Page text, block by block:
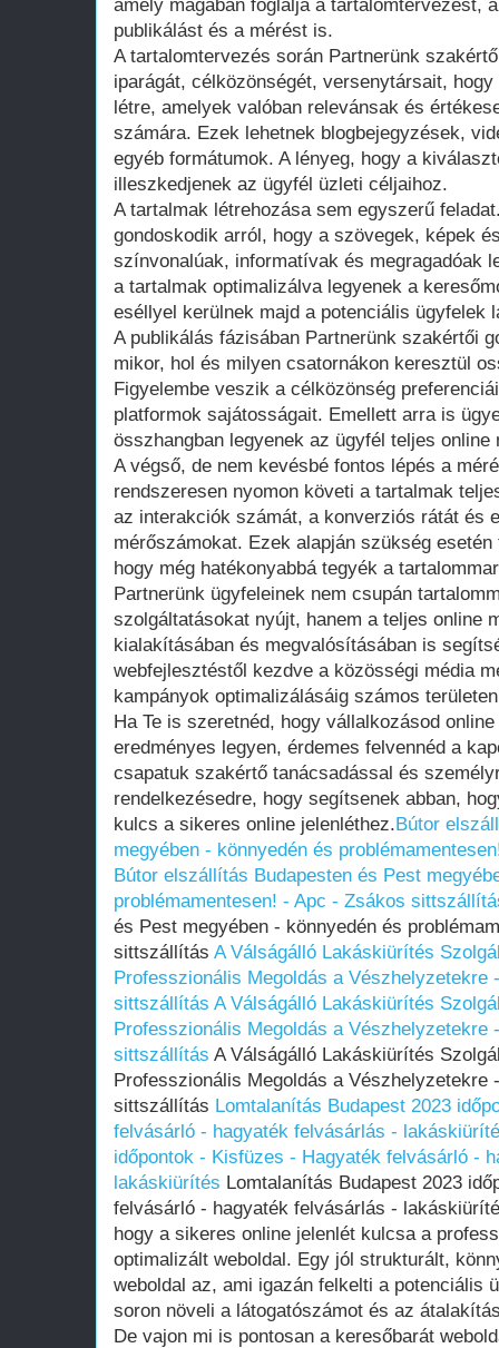
amely magában foglalja a tartalomtervezést,
publikálást és a mérést is.
A tartalomtervezés során Partnerünk
iparágát, célközönségét, versenytársait,
létre, amelyek valóban relevánsak és
számára. Ezek lehetnek blogbejegyzések,
egyéb formátumok. A lényeg, hogy a
illeszkedjenek az ügyfél üzleti céljaihoz.
A tartalmak létrehozása sem egyszerű
gondoskodik arról, hogy a szövegek, képek
színvonalúak, informatívak és megragadóak
a tartalmak optimalizálva legyenek a
eséllyel kerülnek majd a potenciális ügyfelek
A publikálás fázisában Partnerünk szakértői
mikor, hol és milyen csatornákon keresztül
Figyelembe veszik a célközönség
platformok sajátosságait. Emellett arra is
összhangban legyenek az ügyfél teljes online
A végső, de nem kevésbé fontos lépés a
rendszeresen nyomon követi a tartalmak
az interakciók számát, a konverziós rátát és
mérőszámokat. Ezek alapján szükség
hogy még hatékonyabbá tegyék a
Partnerünk ügyfeleinek nem csupán
szolgáltatásokat nyújt, hanem a teljes online
kialakításában és megvalósításában is
webfejlesztéstől kezdve a közösségi média
kampányok optimalizálásáig számos
Ha Te is szeretnéd, hogy vállalkozásod
eredményes legyen, érdemes felvennéd a
csapatuk szakértő tanácsadással és
rendelkezésedre, hogy segítsenek abban,
kulcs a sikeres online jelenléthez.Bútor
megyében - könnyedén és
Bútor elszállítás Budapesten és Pest
problémamentesen! - Apc - Zsákos
és Pest megyében - könnyedén és
sittszállítás A Válságálló Lakáskiürítés
Professzionális Megoldás a
sittszállítás A Válságálló Lakáskiürítés
Professzionális Megoldás a
sittszállítás A Válságálló Lakáskiürítés
Professzionális Megoldás a
sittszállítás Lomtalanítás Budapest 2023
felvásárló - hagyaték felvásárlás -
időpontok - Kisfüzes - Hagyaték felvásárló -
lakáskiürítés Lomtalanítás Budapest 2023
felvásárló - hagyaték felvásárlás -
hogy a sikeres online jelenlét kulcsa a
optimalizált weboldal. Egy jól strukturált,
weboldal az, ami igazán felkelti a potenciális
soron növeli a látogatószámot és az
De vajon mi is pontosan a keresőbarát